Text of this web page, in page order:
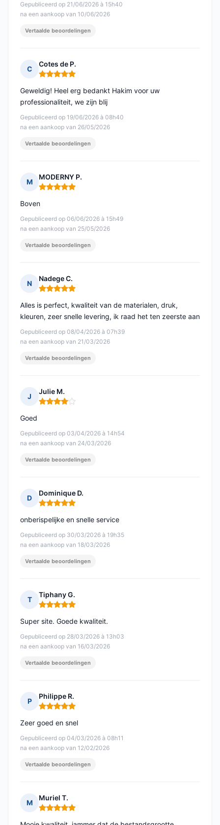
Gepubliceerd op 21/06/2026 à 15h40
na een aankoop van 10/06/2026
Vertaalde beoordelingen
C
Cotes de P.
Opmerking: 5 van 5
Gepubliceerd op 19/06/2026 à 08h40
na een aankoop van 26/05/2026
Geweldig! Heel erg bedankt Hakim voor uw
professionaliteit, we zijn blij
Vertaalde beoordelingen
M
MODERNY P.
Opmerking: 5 van 5
Gepubliceerd op 06/06/2026 à 15h49
na een aankoop van 25/05/2026
Boven
Vertaalde beoordelingen
N
Nadege C.
Opmerking: 5 van 5
Gepubliceerd op 08/04/2026 à 07h39
na een aankoop van 21/03/2026
Alles is perfect, kwaliteit van de materialen, druk,
kleuren, zeer snelle levering, ik raad het ten zeerste aan
Vertaalde beoordelingen
J
Julie M.
Opmerking: 4 van 5
Gepubliceerd op 03/04/2026 à 14h54
na een aankoop van 24/03/2026
Goed
Vertaalde beoordelingen
D
Dominique D.
Opmerking: 5 van 5
Gepubliceerd op 30/03/2026 à 19h35
na een aankoop van 18/03/2026
onberispelijke en snelle service
Vertaalde beoordelingen
T
Tiphany G.
Opmerking: 5 van 5
Gepubliceerd op 28/03/2026 à 13h03
na een aankoop van 16/03/2026
Super site. Goede kwaliteit.
Vertaalde beoordelingen
P
Philippe R.
Opmerking: 5 van 5
Gepubliceerd op 04/03/2026 à 08h11
na een aankoop van 12/02/2026
Zeer goed en snel
Vertaalde beoordelingen
M
Muriel T.
Opmerking: 5 van 5